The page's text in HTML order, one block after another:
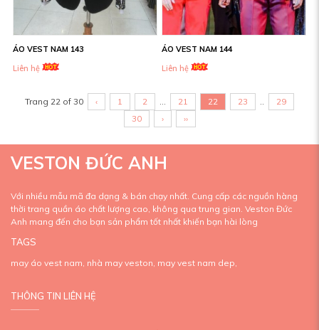
ÁO VEST NAM 143
Liên hệ
ÁO VEST NAM 144
Liên hệ
Trang 22 of 30 ‹ 1 2 21 22 23
29
30
› ››
VESTON ĐỨC ANH
Với nhiều mẫu mã đa dạng & bán chạy nhất. Cung cấp các nguồn hàng
thời trang quần áo chất lượng cao, không qua trung gian. Veston Đức
Anh mang đến cho bạn sản phẩm tốt nhất khiến bạn hài lòng
TAGS
may áo vest nam, nhà may veston, may vest nam dep,
THÔNG TIN LIÊN HỆ